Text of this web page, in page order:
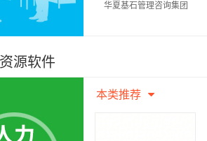
华夏基石管理咨询集团
源软件
本类推荐